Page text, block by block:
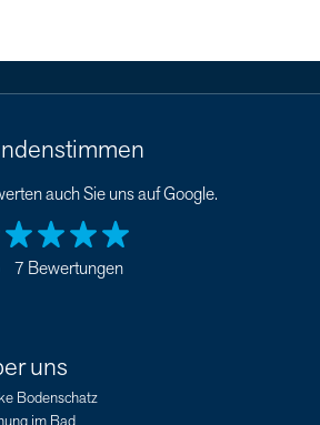
auch Sie uns auf Google.
7 Bewertungen
uns
Bodenschatz